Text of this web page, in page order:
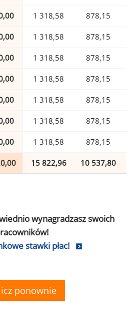
1 318,58 878,15
1 318,58 878,15
1 318,58 878,15
1 318,58 878,15
1 318,58 878,15
1 318,58 878,15
1 318,58 878,15
15 822,96 10 537,80
wynagradzasz swoich
stawki płac!
ponownie